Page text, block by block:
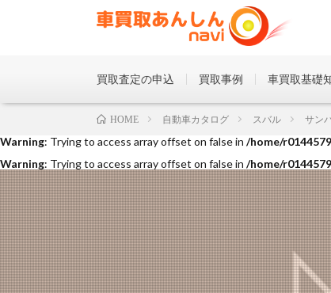
: Trying to access array offset on false in /home/
Warning: Trying to access array offset on false in /home/
Warning: Trying to access array offset on false in /home/
買取査定の申込 買取事例 車買取基礎
HOME 自動車カタログ スバル サン